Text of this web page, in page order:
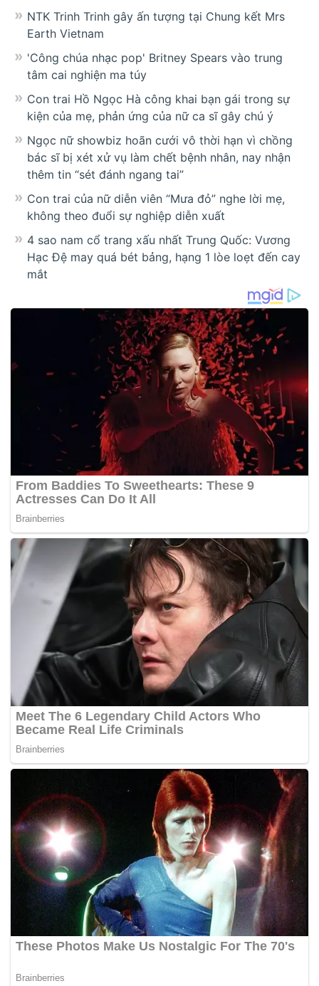
NTK Trinh Trinh gây ấn tượng tại Chung kết Mrs
Earth Vietnam
'Công chúa nhạc pop' Britney Spears vào trung
tâm cai nghiện ma túy
Con trai Hồ Ngọc Hà công khai bạn gái trong sự
kiện của mẹ, phản ứng của nữ ca sĩ gây chú ý
Ngọc nữ showbiz hoãn cưới vô thời hạn vì chồng
bác sĩ bị xét xử vụ làm chết bệnh nhân, nay nhận
thêm tin “sét đánh ngang tai”
Con trai của nữ diễn viên “Mưa đỏ” nghe lời mẹ,
không theo đuổi sự nghiệp diễn xuất
4 sao nam cổ trang xấu nhất Trung Quốc: Vương
Hạc Đệ may quá bét bảng, hạng 1 lòe loẹt đến cay
mắt